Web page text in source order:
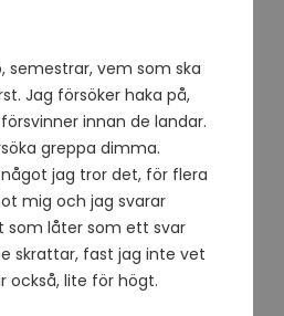
semestrar, vem som ska
Jag försöker haka på,
innan de landar.
greppa dimma.
jag tror det, för flera
mig och jag svarar
som låter som ett svar
skrattar, fast jag inte vet
också, lite för högt.